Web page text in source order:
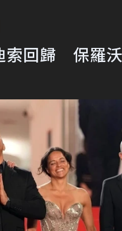
索回歸 保羅